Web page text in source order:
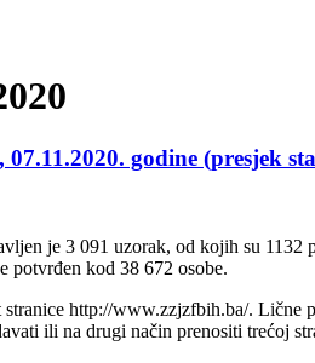
godine (presjek
je 3 091 uzorak, od kojih su
potvrđen kod 38 672 osobe.
http://www.zzjzfbih.ba/. Lične
ili na drugi način prenositi trećoj